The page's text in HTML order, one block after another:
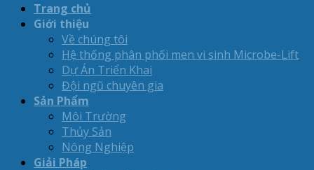
Trang chủ
Giới thiệu
Về chúng tôi
Hệ thống phân phối men vi sinh Microbe-Lift
Dự Án Triển Khai
Đội ngũ chuyên gia
Sản Phẩm
Môi Trường
Thủy Sản
Nông Nghiệp
Giải Pháp